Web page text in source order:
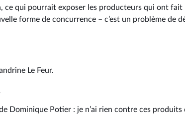
ce qui pourrait exposer les producteurs qui ont
forme de concurrence –⁠ c’est un problème de
Le Feur.
de Dominique Potier : je n’ai rien contre ces